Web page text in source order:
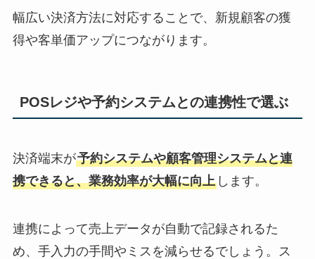
幅広い決済方法に対応することで、新規顧客の獲
得や客単価アップにつながります。
POSレジや予約システムとの連携性で選ぶ
決済端末が予約システムや顧客管理システムと連
携できると、業務効率が大幅に向上します。
連携によって売上データが自動で記録されるた
め、手入力の手間やミスを減らせるでしょう。ス